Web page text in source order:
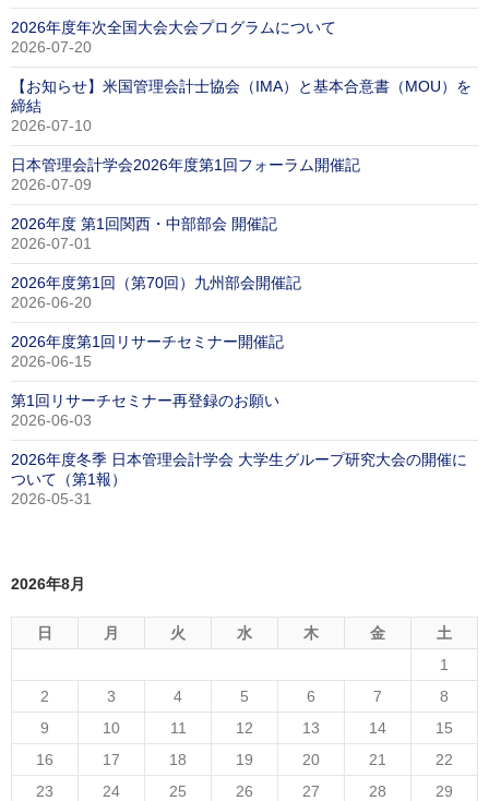
2026年度年次全国大会大会プログラムについて
2026-07-20
【お知らせ】米国管理会計士協会（IMA）と基本合意書（MOU）を
締結
2026-07-10
日本管理会計学会2026年度第1回フォーラム開催記
2026-07-09
2026年度 第1回関西・中部部会 開催記
2026-07-01
2026年度第1回（第70回）九州部会開催記
2026-06-20
2026年度第1回リサーチセミナー開催記
2026-06-15
第1回リサーチセミナー再登録のお願い
2026-06-03
2026年度冬季 日本管理会計学会 大学生グループ研究大会の開催に
ついて（第1報）
2026-05-31
2026年8月
日 月 火 水 木 金
土
1
2
3 4 5 6 7
8
9
10 11 12 13 14
15
16
17 18 19 20 21
22
23
24 25 26 27 28
29